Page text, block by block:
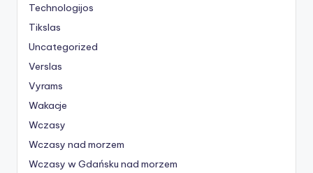
Technologijos
Tikslas
Uncategorized
Verslas
Vyrams
Wakacje
Wczasy
Wczasy nad morzem
Wczasy w Gdańsku nad morzem